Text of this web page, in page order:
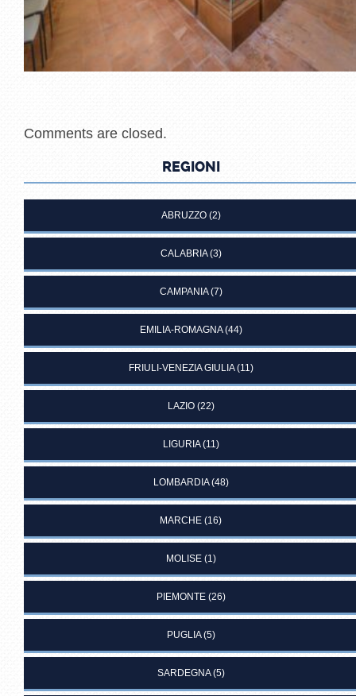
Comments are closed.
REGIONI
ABRUZZO(2)
CALABRIA(3)
CAMPANIA(7)
EMILIA-ROMAGNA(44)
FRIULI-VENEZIA GIULIA(11)
LAZIO(22)
LIGURIA(11)
LOMBARDIA(48)
MARCHE (16)
MOLISE(1)
PIEMONTE(26)
PUGLIA(5)
SARDEGNA(5)